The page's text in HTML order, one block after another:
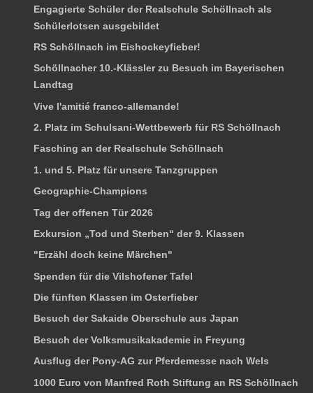
Engagierte Schüler der Realschule Schöllnach als
Schülerlotsen ausgebildet
RS Schöllnach im Eishockeyfieber!
Schöllnacher 10.-Klässler zu Besuch im Bayerischen
Landtag
Vive l'amitié franco-allemande!
2. Platz im Schulsani-Wettbewerb für RS Schöllnach
Fasching an der Realschule Schöllnach
1. und 5. Platz für unsere Tanzgruppen
Geographie-Champions
Tag der offenen Tür 2026
Exkursion „Tod und Sterben“ der 9. Klassen
"Erzähl doch keine Märchen"
Spenden für die Vilshofener Tafel
Die fünften Klassen im Osterfieber
Besuch der Sakaide Oberschule aus Japan
Besuch der Volksmusikakademie in Freyung
Ausflug der Pony-AG zur Pferdemesse nach Wels
1000 Euro von Manfred Roth Stiftung an RS Schöllnach